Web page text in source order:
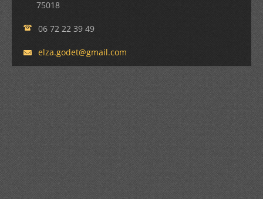
75018
06 72 22 39 49
elza.godet@gmail.com